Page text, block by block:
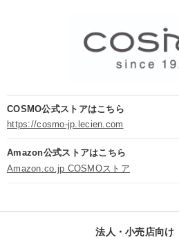
COSMO公式ストアはこちら
https://cosmo-jp.lecien.com
Amazon公式ストアはこちら
Amazon.co.jp COSMOストア
法人・小売店向け